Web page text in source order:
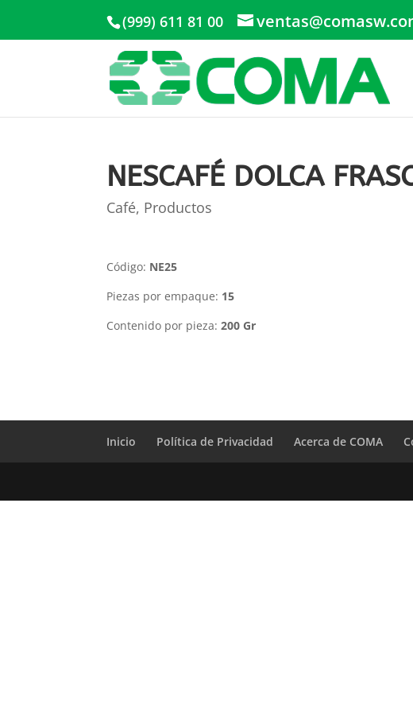
(999) 611 81 00
NESCAFÉ DOLCA
Café, Productos
Código: NE25
Piezas por empaque: 15
Contenido por pieza:200 Gr
Inicio Política de Privacidad Acerca de COMA